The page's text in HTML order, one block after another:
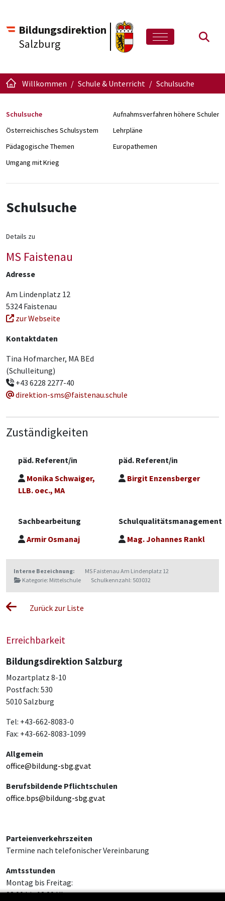
Bildungsdirektion
Salzburg
Willkommen Schule & Unterricht Schulsuche
Schulsuche
Aufnahmsverfahren höhere Schulen
Österreichisches Schulsystem
Lehrpläne
Pädagogische Themen
Europathemen
Umgang mit Krieg
Schulsuche
Details zu
MS Faistenau
Adresse
Am Lindenplatz 12
5324 Faistenau
zur Webseite
Kontaktdaten
Tina Hofmarcher, MA BEd
(Schulleitung)
+43 6228 2277-40
direktion-sms@faistenau.schule
Zuständigkeiten
päd. Referent/in
Monika Schwaiger,
LLB. oec., MA
päd. Referent/in
Birgit Enzensberger
Sachbearbeitung
Armir Osmanaj
Schulqualitätsmanagement
Mag. Johannes Rankl
Interne Bezeichnung:
MS Faistenau Am Lindenplatz 12
Kategorie: Mittelschule
Schulkennzahl: 503032
Zurück zur Liste
Erreichbarkeit
Bildungsdirektion Salzburg
Mozartplatz 8-10
Postfach: 530
5010 Salzburg
Tel: +43-662-8083-0
Fax: +43-662-8083-1099
Allgemein
office@bildung-sbg.gv.at
Berufsbildende Pflichtschulen
office.bps@bildung-sbg.gv.at
Parteienverkehrszeiten
Termine nach telefonischer Vereinbarung
Amtsstunden
Montag bis Freitag:
08:00 bis 12:00 Uhr